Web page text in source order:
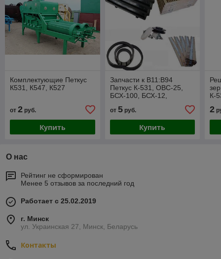
Комплектующие Петкус
К531, К547, К527
от 2 руб.
Купить
Запчасти к B11:B94
Петкус К-531, ОВС-25,
БСХ-100, БСХ-12,
от 5руб.
Купить
К-
2
О нас
Рейтинг не сформирован
Менее 5 отзывов за последний год
Работает с 25.02.2019
г. Минск
ул. Украинская 27, Минск, Беларусь
Контакты